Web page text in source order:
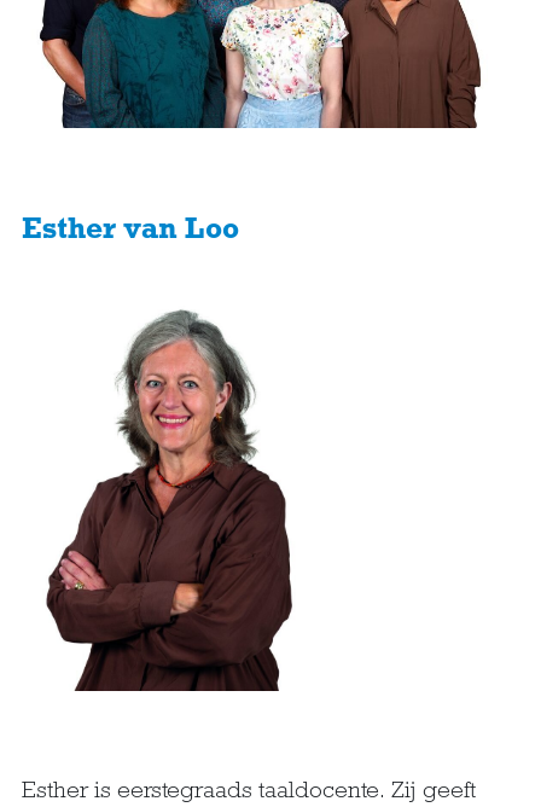
Esther van Loo
Esther is eerstegraads taaldocente. Zij geeft